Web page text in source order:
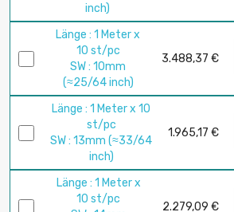
inch)
Länge : 1 Meter x
10 st/pc
SW : 10mm
(≈25/64 inch)
3.488,37 €
Länge : 1 Meter x 10
st/pc
SW : 13mm (≈33/64
inch)
1.965,17 €
Länge : 1 Meter x
10 st/pc
2.279,09 €